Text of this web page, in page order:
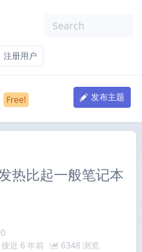
注册用户
发布主题
热比起一般笔记本
近 6 年前 6348 浏览